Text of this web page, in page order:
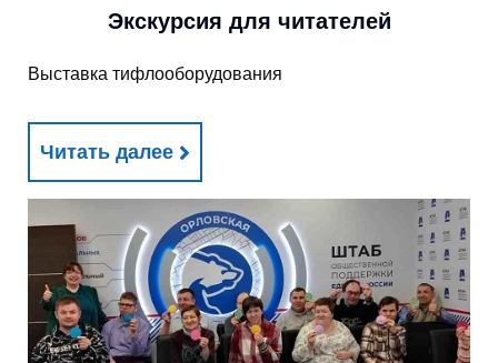
Экскурсия для читателей
Выставка тифлооборудования
Читать далее